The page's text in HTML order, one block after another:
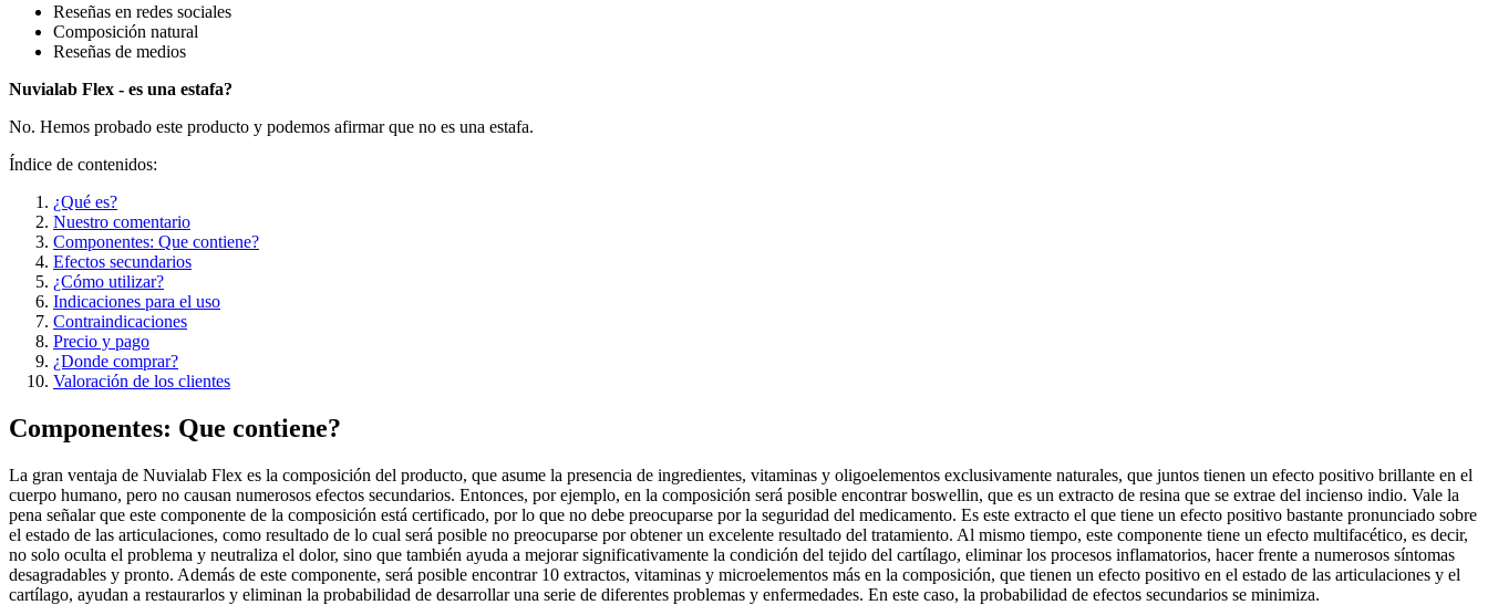
Reseñas en redes sociales
Composición natural
Reseñas de medios
Nuvialab Flex - es una estafa?
No. Hemos probado este producto y podemos afirmar que no es una estafa.
Índice de contenidos:
¿Qué es?
Nuestro comentario
Componentes: Que contiene?
Efectos secundarios
¿Cómo utilizar?
Indicaciones para el uso
Contraindicaciones
Precio y pago
¿Donde comprar?
Valoración de los clientes
Componentes: Que contiene?
La gran ventaja de Nuvialab Flex es la composición del producto, que asume la presencia de ingredientes, vitaminas y oligoelementos exclusivamente naturales, que juntos tienen un efecto positivo brillante en el
cuerpo humano, pero no causan numerosos efectos secundarios. Entonces, por ejemplo, en la composición será posible encontrar boswellin, que es un extracto de resina que se extrae del incienso indio. Vale la
pena señalar que este componente de la composición está certificado, por lo que no debe preocuparse por la seguridad del medicamento. Es este extracto el que tiene un efecto positivo bastante pronunciado sobre
el estado de las articulaciones, como resultado de lo cual será posible no preocuparse por obtener un excelente resultado del tratamiento. Al mismo tiempo, este componente tiene un efecto multifacético, es decir,
no solo oculta el problema y neutraliza el dolor, sino que también ayuda a mejorar significativamente la condición del tejido del cartílago, eliminar los procesos inflamatorios, hacer frente a numerosos síntomas
desagradables y pronto. Además de este componente, será posible encontrar 10 extractos, vitaminas y microelementos más en la composición, que tienen un efecto positivo en el estado de las articulaciones y el
cartílago, ayudan a restaurarlos y eliminan la probabilidad de desarrollar una serie de diferentes problemas y enfermedades. En este caso, la probabilidad de efectos secundarios se minimiza.